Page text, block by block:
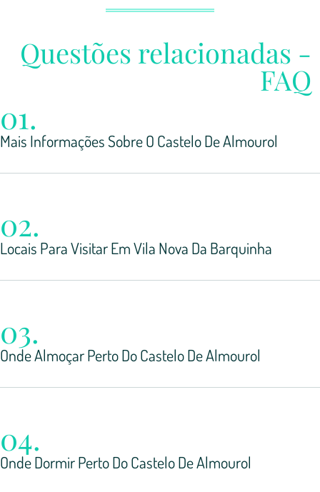
Questões relacionadas -
FAQ
01.
Mais Informações Sobre O Castelo De Almourol
02.
Locais Para Visitar Em Vila Nova Da Barquinha
03.
Onde Almoçar Perto Do Castelo De Almourol
04.
Onde Dormir Perto Do Castelo De Almourol